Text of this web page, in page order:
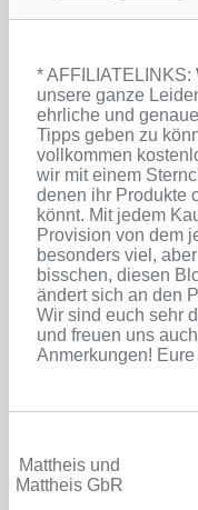
* AFFILIATELINKS:
unsere ganze
ehrliche und
Tipps geben zu
vollkommen
wir mit einem
denen ihr Produkte
könnt. Mit jedem
Provision von dem
besonders viel,
bisschen, diesen
ändert sich an den
Wir sind euch sehr
und freuen uns
Anmerkungen!
Mattheis und
Mattheis GbR